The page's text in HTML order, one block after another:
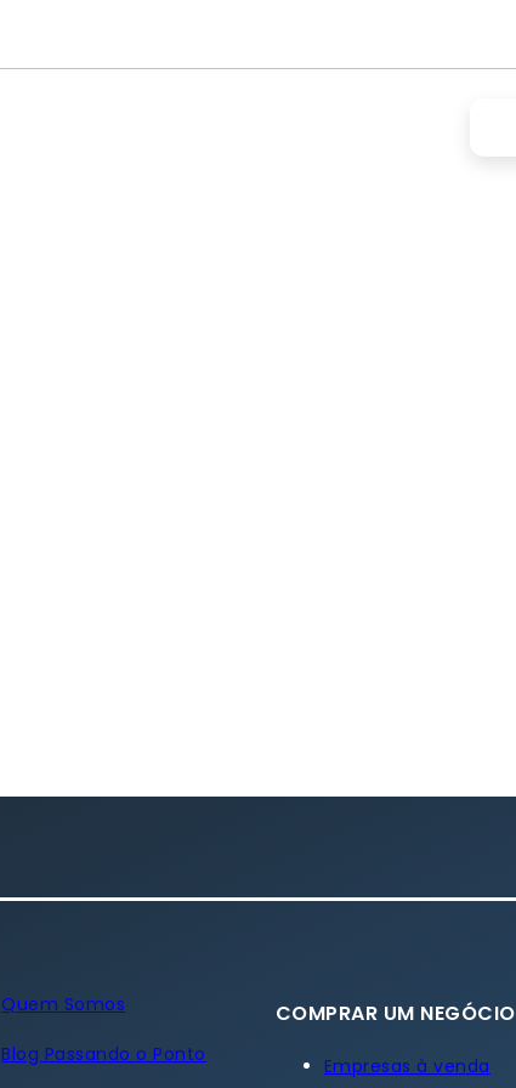
Quem Somos
Blog Passando o Ponto
COMPRAR UM NEGÓCIO
Empresas à venda